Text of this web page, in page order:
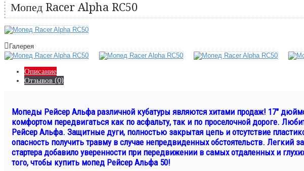
Мопед Racer Alpha RC50
Галерея
Описание
Отзывов (0)
Мопеды Рейсер Альфа различной кубатуры являются хитами продаж! 17"
комфортом передвигаться как по асфальту, так и по проселочной дороге.
Рейсер Альфа. Защитные дуги, полностью закрытая цепь и отсутствие
опасность получить травму в случае непредвиденных обстоятельств. Легкий
стартера добавило уверенности при передвижении в самых отдаленных и
того, чтобы купить мопед Рейсер Альфа 50!